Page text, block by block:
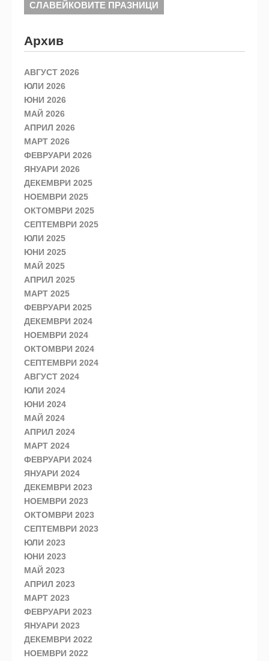
СЛАВЕЙКОВИТЕ ПРАЗНИЦИ
Архив
АВГУСТ 2026
ЮЛИ 2026
ЮНИ 2026
МАЙ 2026
АПРИЛ 2026
МАРТ 2026
ФЕВРУАРИ 2026
ЯНУАРИ 2026
ДЕКЕМВРИ 2025
НОЕМВРИ 2025
ОКТОМВРИ 2025
СЕПТЕМВРИ 2025
ЮЛИ 2025
ЮНИ 2025
МАЙ 2025
АПРИЛ 2025
МАРТ 2025
ФЕВРУАРИ 2025
ДЕКЕМВРИ 2024
НОЕМВРИ 2024
ОКТОМВРИ 2024
СЕПТЕМВРИ 2024
АВГУСТ 2024
ЮЛИ 2024
ЮНИ 2024
МАЙ 2024
АПРИЛ 2024
МАРТ 2024
ФЕВРУАРИ 2024
ЯНУАРИ 2024
ДЕКЕМВРИ 2023
НОЕМВРИ 2023
ОКТОМВРИ 2023
СЕПТЕМВРИ 2023
ЮЛИ 2023
ЮНИ 2023
МАЙ 2023
АПРИЛ 2023
МАРТ 2023
ФЕВРУАРИ 2023
ЯНУАРИ 2023
ДЕКЕМВРИ 2022
НОЕМВРИ 2022